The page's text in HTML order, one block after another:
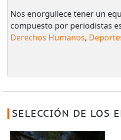
Nos enorgullece tener un
compuesto por periodistas
Derechos Humanos,
SELECCIÓN DE LOS